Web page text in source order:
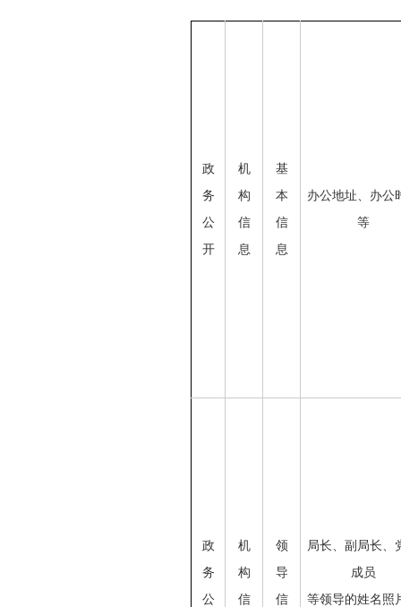
政
务
公
开
机
构
信
息
基
本
信
息
办公地址、办公
等
政
务
公
机
构
信
领
导
信
局长、副局长、
成员
等领导的姓名照